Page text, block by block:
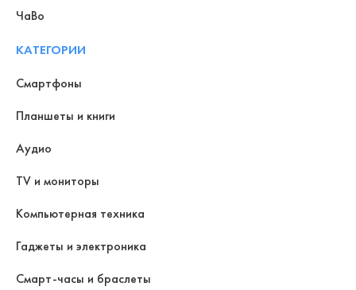
ЧаВо
КАТЕГОРИИ
Смартфоны
Планшеты и книги
Аудио
TV и мониторы
Компьютерная техника
Гаджеты и электроника
Смарт-часы и браслеты